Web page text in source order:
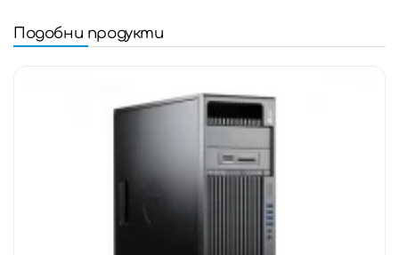
Подобни продукти